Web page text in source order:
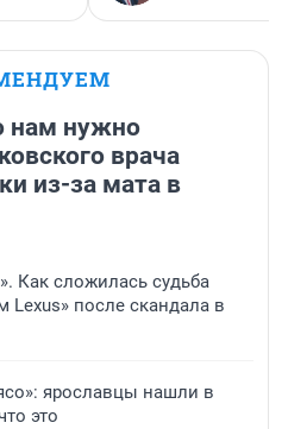
нам нужно
врача
из-за мата в
Как сложилась судьба
Lexus» после скандала в
ярославцы нашли в
это